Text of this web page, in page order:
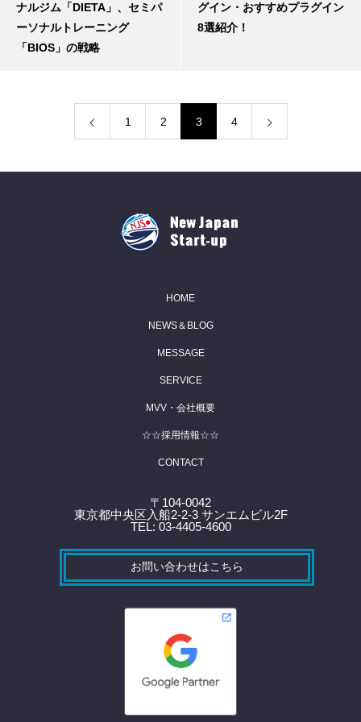
ナルジム「DIETA」、セミパ
ーソナルトレーニング
「BIOS」の戦略
グイン・おすすめプラグイン
8選紹介！
1 2 3 4
HOME
NEWS＆BLOG
MESSAGE
SERVICE
MVV・会社概要
☆☆採用情報☆☆
CONTACT
〒104-0042
東京都中央区入船2-2-3 サンエムビル2F
TEL: 03-4405-4600
お問い合わせはこちら